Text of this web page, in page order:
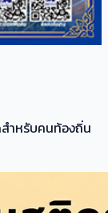
สำหรับคนท้องถิ่น